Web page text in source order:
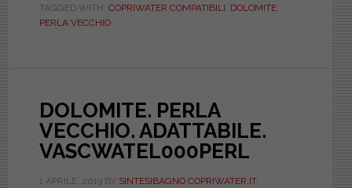
COMPATIBILE.
TAGGED WITH: COPRIWATER COMPATIBILI, DOLOMITE,
PERLA VECCHIO
DOLOMITE. PERLA
VECCHIO. ADATTABILE.
VASCWATEL000PERL
1 APRILE, 2019BY SINTESIBAGNO COPRIWATER.IT